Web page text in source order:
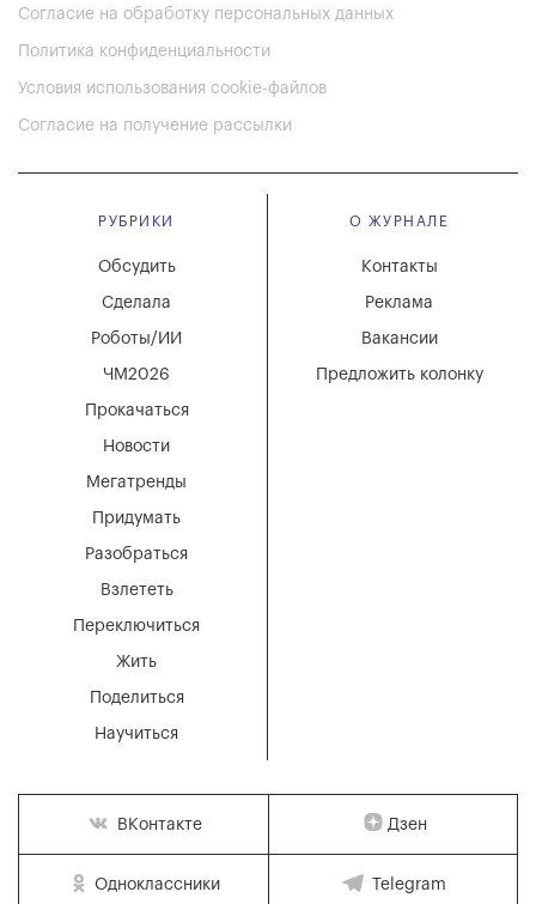
Согласие на обработку персональных данных
Политика конфиденциальности
Условия использования cookie-файлов
Согласие на получение рассылки
РУБРИКИ
Мегатренды
Придумать
Разобраться
Взлететь
Новости
Переключиться
Жить
Поделиться
Научиться
Обсудить
Сделала
Роботы/ИИ
ЧМ2026
Прокачаться
О ЖУРНАЛЕ
Вакансии
Реклама
Контакты
Предложить колонку
ВКонтакте Дзен
Одноклассники Telegram